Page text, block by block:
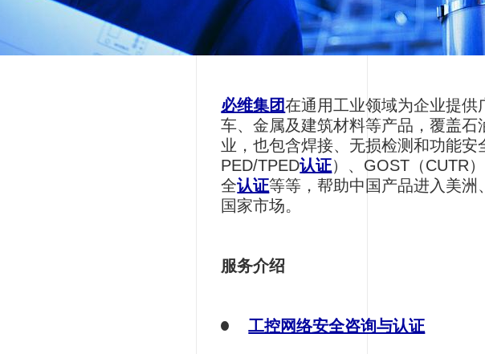
必维集团在通用工业领域为企业提供
车、金属及建筑材料等产品，覆盖
业，也包含焊接、无损检测和功能
PED/TPED认证）、GOST（CUTR
全认证等等，帮助中国产品进入美
国家市场。
服务介绍
工控网络安全咨询与认证